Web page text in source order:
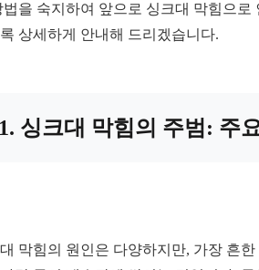
법을 숙지하여 앞으로 싱크대 막힘으로
상세하게 안내해 드리겠습니다.
싱크대 막힘의 주범: 주
막힘의 원인은 다양하지만, 가장 흔